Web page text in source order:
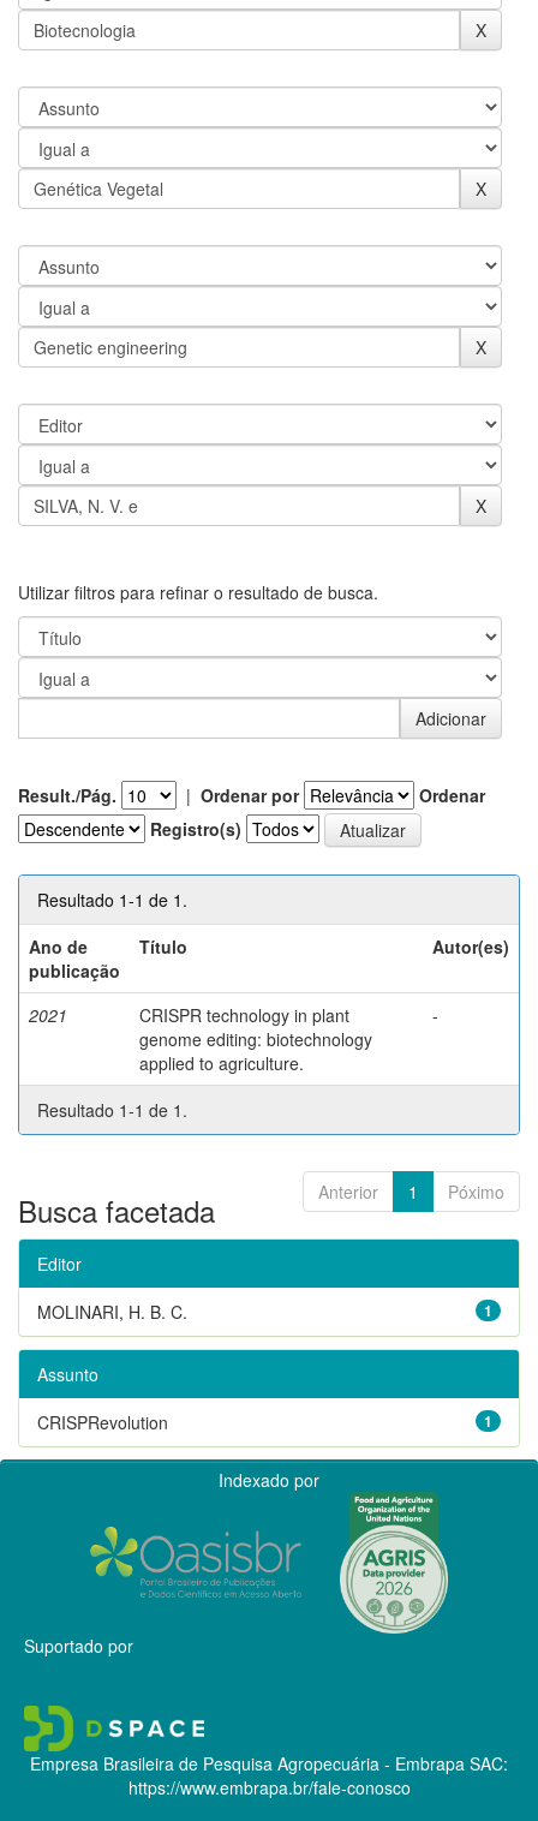
Utilizar filtros para refinar o resultado de busca.
Result./Pág. | Ordenar por
Ordenar
Registro(s)
Resultado 1-1 de 1.
Ano de
publicação
Título Autor(es)
2021
CRISPR technology in plant
genome editing: biotechnology
applied to agriculture.
-
Resultado 1-1 de 1.
Anterior 1 Póximo
Busca facetada
Editor
1
MOLINARI, H. B. C.
Assunto
1
CRISPRevolution
Indexado por
Suportado por
Empresa Brasileira de Pesquisa Agropecuária - Embrapa SAC:
https://www.embrapa.br/fale-conosco